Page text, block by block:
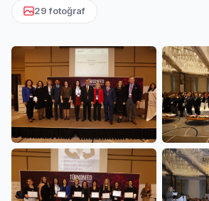
29 fotoğraf